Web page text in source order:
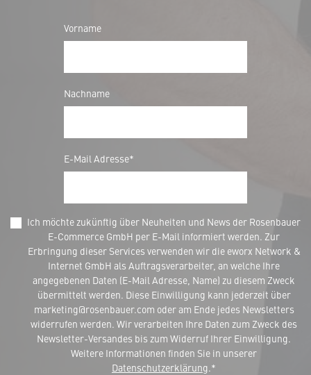
Vorname
Nachname
E-Mail Adresse*
Ich möchte zukünftig über Neuheiten und News der Rosenbauer
E-Commerce GmbH per E-Mail informiert werden. Zur
Erbringung dieser Services verwenden wir die eworx Network &
Internet GmbH als Auftragsverarbeiter, an welche Ihre
angegebenen Daten (E-Mail Adresse, Name) zu diesem Zweck
übermittelt werden. Diese Einwilligung kann jederzeit über
marketing@rosenbauer.com oder am Ende jedes Newsletters
widerrufen werden. Wir verarbeiten Ihre Daten zum Zweck des
Newsletter-Versandes bis zum Widerruf Ihrer Einwilligung.
Weitere Informationen finden Sie in unserer
Datenschutzerklärung.*